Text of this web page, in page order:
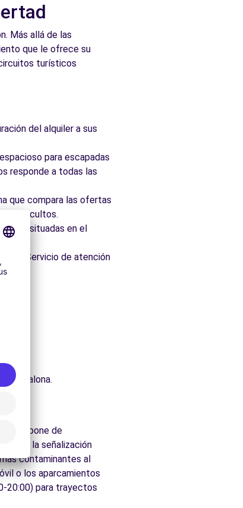
Más allá de las
que le ofrece su
turísticos
del alquiler a sus
para escapadas
responde a todas las
que compara las ofertas
ocultos.
situadas en el
Servicio de atención
Badalona.
dispone de
y la señalización
contaminantes al
o los aparcamientos
20:00) para trayectos